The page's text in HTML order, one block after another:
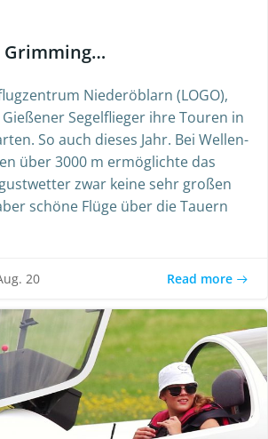
Grimming…
Niederöblarn (LOGO),
Segelflieger ihre Touren in
So auch dieses Jahr. Bei Wellen-
über 3000 m ermöglichte das
zwar keine sehr großen
schöne Flüge über die Tauern
20 Read more